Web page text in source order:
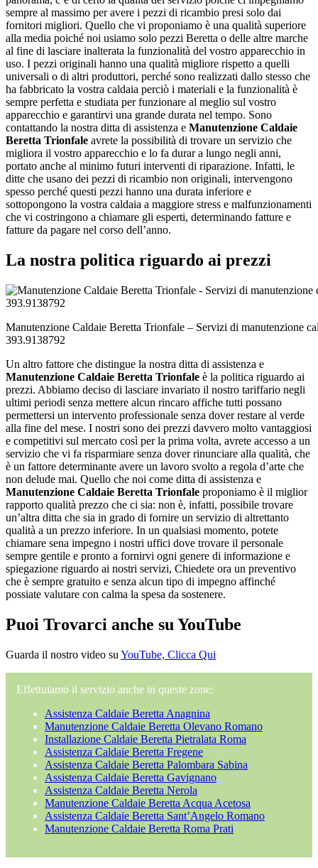
sempre al massimo per avere i pezzi di ricambio presi solo dai
fornitori migliori. Quello che vi proponiamo è una qualità superiore
alla media poiché noi usiamo solo pezzi Beretta o delle altre marche
al fine di lasciare inalterata la funzionalità del vostro apparecchio in
uso. I pezzi originali hanno una qualità migliore rispetto a quelli
universali o di altri produttori, perché sono realizzati dallo stesso che
ha fabbricato la vostra caldaia perciò i materiali e la funzionalità è
sempre perfetta e studiata per funzionare al meglio sul vostro
apparecchio e garantirvi una grande durata nel tempo. Sono
contattando la nostra ditta di assistenza e Manutenzione Caldaie
Beretta Trionfale avrete la possibilità di trovare un servizio che
migliora il vostro apparecchio e lo fa durar a lungo negli anni,
portato anche al minimo futuri interventi di riparazione. Infatti, le
ditte che usano dei pezzi di ricambio non originali, intervengono
spesso perché questi pezzi hanno una durata inferiore e
sottopongono la vostra caldaia a maggiore stress e malfunzionamenti
che vi costringono a chiamare gli esperti, determinando fatture e
fatture da pagare nel corso dell’anno.
La nostra politica riguardo ai prezzi
Manutenzione Caldaie Beretta Trionfale – Servizi di manutenzione
393.9138792
Un altro fattore che distingue la nostra ditta di assistenza e
Manutenzione Caldaie Beretta Trionfale è la politica riguardo ai
prezzi. Abbiamo deciso di lasciare invariato il nostro tariffario negli
ultimi periodi senza mettere alcun rincaro affiche tutti possano
permettersi un intervento professionale senza dover restare al verde
alla fine del mese. I nostri sono dei prezzi davvero molto vantaggiosi
e competitivi sul mercato così per la prima volta, avrete accesso a un
servizio che vi fa risparmiare senza dover rinunciare alla qualità, che
è un fattore determinante avere un lavoro svolto a regola d’arte che
non delude mai. Quello che noi come ditta di assistenza e
Manutenzione Caldaie Beretta Trionfale proponiamo è il miglior
rapporto qualità prezzo che ci sia: non è, infatti, possibile trovare
un’altra ditta che sia in grado di fornire un servizio di altrettanto
qualità a un prezzo inferiore. In un qualsiasi momento, potete
chiamare sena impegno i nostri uffici dove trovare il personale
sempre gentile e pronto a fornirvi ogni genere di informazione e
spiegazione riguardo ai nostri servizi, Chiedete ora un preventivo
che è sempre gratuito e senza alcun tipo di impegno affinché
possiate valutare con calma la spesa da sostenere.
Puoi Trovarci anche su YouTube
Guarda il nostro video su YouTube, Clicca Qui
Effettuiamo il servizio anche in queste zone:
Assistenza Caldaie Beretta Anagnina
Manutenzione Caldaie Beretta Olevano Romano
Installazione Caldaie Beretta Pietralata Roma
Assistenza Caldaie Beretta Fregene
Assistenza Caldaie Beretta Palombara Sabina
Assistenza Caldaie Beretta Gavignano
Assistenza Caldaie Beretta Nerola
Manutenzione Caldaie Beretta Acqua Acetosa
Assistenza Caldaie Beretta Sant’Angelo Romano
Manutenzione Caldaie Beretta Roma Prati